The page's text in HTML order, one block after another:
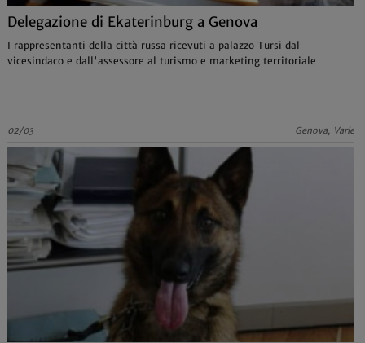
Delegazione di Ekaterinburg a Genova
I rappresentanti della città russa ricevuti a palazzo Tursi dal
vicesindaco e dall'assessore al turismo e marketing territoriale
02/03 Genova, Varie